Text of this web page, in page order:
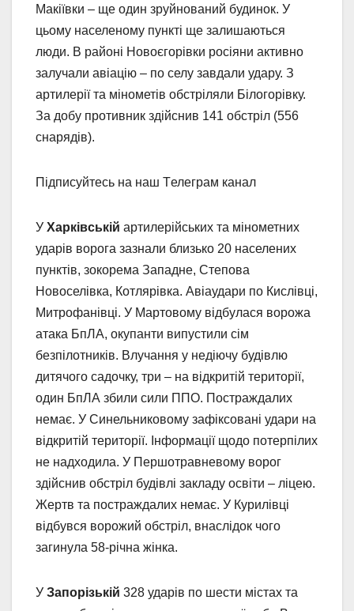
Макіївки – ще один зруйнований будинок. У
цьому населеному пункті ще залишаються
люди. В районі Новоєгорівки росіяни активно
залучали авіацію – по селу завдали удару. З
артилерії та мінометів обстріляли Білогорівку.
За добу противник здійснив 141 обстріл (556
снарядів).
Підписуйтесь на наш Tелеграм канал
У Харківській артилерійських та мінометних
ударів ворога зазнали близько 20 населених
пунктів, зокорема Западне, Степова
Новоселівка, Котлярівка. Авіаудари по Кислівці,
Митрофанівці. У Мартовому відбулася ворожа
атака БпЛА, окупанти випустили сім
безпілотників. Влучання у недіючу будівлю
дитячого садочку, три – на відкритій території,
один БпЛА збили сили ППО. Постраждалих
немає. У Синельниковому зафіксовані удари на
відкритій території. Інформації щодо потерпілих
не надходила. У Першотравневому ворог
здійснив обстріл будівлі закладу освіти – ліцею.
Жертв та постраждалих немає. У Курилівці
відбувся ворожий обстріл, внаслідок чого
загинула 58-річна жінка.
У Запорізькій 328 ударів по шести містах та